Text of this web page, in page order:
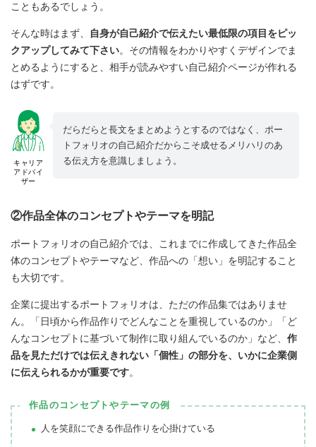
こともあるでしょう。
そんな時はまず、
自身が自己紹介で伝えたい最低限の項目をピッ
クアップしてみて下さい。その情報をわかりやすくデザインでま
とめるようにすると、相手が読みやすい自己紹介ページが作れる
はずです。
キャリア
アドバイ
ザー
だらだらと長文をまとめようとするのではなく、ポー
トフォリオの自己紹介だからこそ成せるメリハリのあ
る伝え方を意識しましょう。
②作品全体のコンセプトやテーマを明記
ポートフォリオの自己紹介では、これまでに作成してきた作品全
体のコンセプトやテーマなど、作品への「想い」を明記すること
も大切です。
企業に提出するポートフォリオは、ただの作品集ではありませ
ん。「日頃から作品作りでどんなことを重視しているのか」「ど
んなコンセプトに基づいて制作に取り組んでいるのか」など、 作
品を見ただけでは伝えきれない「個性」の部分を、いかに企業側
に伝えられるかが重要です。
作品のコンセプトやテーマの例
人を笑顔にできる作品作りを心掛けている